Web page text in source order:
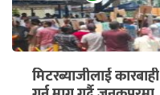
मिटरब्याजीलाई कारबाही